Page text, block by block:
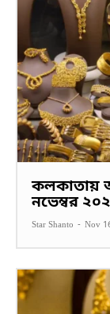
কলকাতায়
নভেম্বর
Star Shanto - Nov